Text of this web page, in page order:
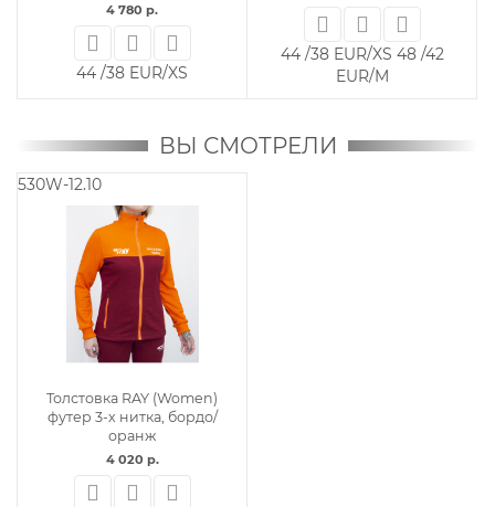
4 780 р.
44 /38 EUR/XS
44 /38 EUR/XS 48 /42
EUR/M
ВЫ СМОТРЕЛИ
530W-12.10
Толстовка RAY (Women)
футер 3-х нитка, бордо/
оранж
4 020 р.